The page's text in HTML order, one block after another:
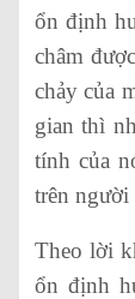
ổn định
châm
chảy của
gian thì
tính của
trên người
Theo lời
ổn định